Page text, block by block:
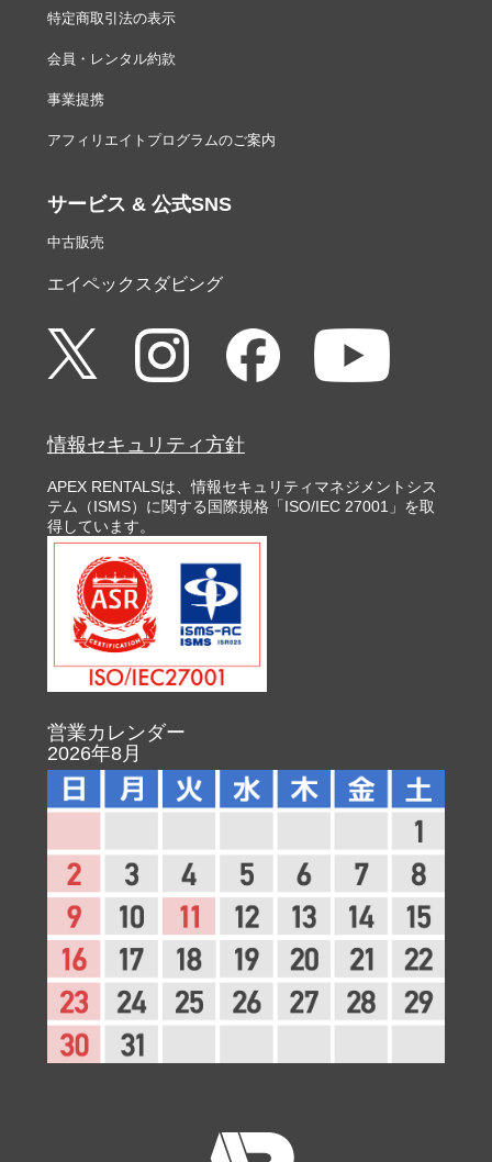
特定商取引法の表示
会員・レンタル約款
事業提携
アフィリエイトプログラムのご案内
サービス & 公式SNS
中古販売
エイペックスダビング
情報セキュリティ方針
APEX RENTALSは、情報セキュリティマネジメントシス
テム（ISMS）に関する国際規格「ISO/IEC 27001」を取
得しています。
営業カレンダー
2026年8月